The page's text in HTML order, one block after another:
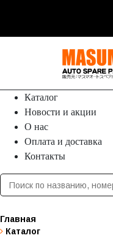
Каталог
Новости и акции
О нас
Оплата и доставка
Контакты
Главная
Каталог